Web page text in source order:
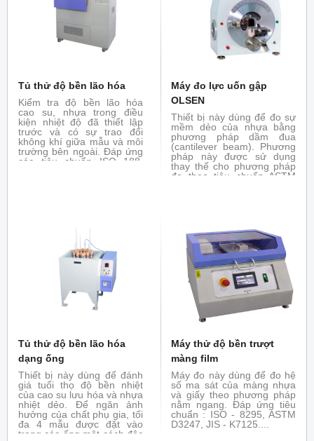
Tủ thử độ bền lão hóa
Kiểm tra độ bền lão hóa
cao su, nhựa trong điều
kiện nhiệt độ đã thiết lập
trước và có sự trao đổi
không khí giữa mẫu và môi
trường bên ngoài. Đáp ứng
các tiêu chuẩn ISO 188,
Máy đo lực uốn gập
OLSEN
Thiết bị này dùng để đo sự
mềm dẻo của nhựa bằng
phương pháp dầm đua
(cantilever beam). Phương
pháp này được sử dụng
thay thế cho phương pháp
đo theo tiêu chuẩn ASTM
dụng và góc uốn của mẫu.
Tủ thử độ bền lão hóa
dạng ống
Thiết bị này dùng để đánh
giá tuổi thọ độ bền nhiệt
của cao su lưu hóa và nhựa
nhiệt dẻo. Để ngăn ảnh
hưởng của chất phụ gia, tối
đa 4 mẫu được đặt vào
trong các ống một cách độc
Máy thử độ bền trượt
màng film
Máy đo này dùng để đo hệ
số ma sát của màng nhựa
và giấy theo phương pháp
nằm ngang. Đáp ứng tiêu
chuẩn : ISO - 8295, ASTM
D3247, JIS - K7125....